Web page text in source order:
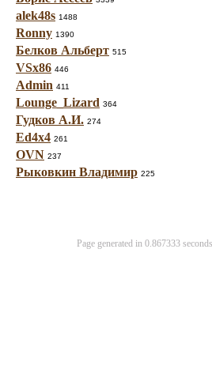
alek48s 1488
Ronny 1390
Белков Альберт 515
VSx86 446
Admin 411
Lounge_Lizard 364
Гудков А.И. 274
Ed4x4 261
OVN 237
Рыковкин Владимир 225
Page generated in 0.867333